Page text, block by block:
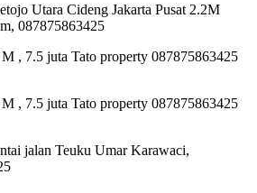
Utara Cideng Jakarta Pusat 2.2M
087875863425
, 7.5 juta Tato property 087875863425
, 7.5 juta Tato property 087875863425
jalan Teuku Umar Karawaci,